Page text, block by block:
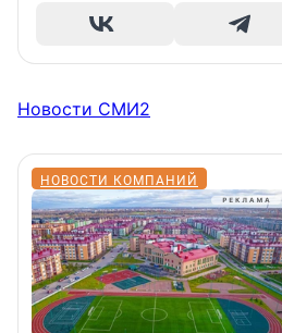
Новости СМИ2
НОВОСТИ КОМПАНИЙ